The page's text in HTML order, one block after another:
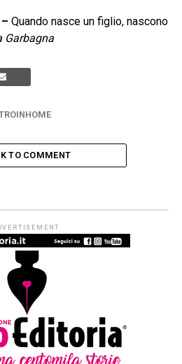
– Quando nasce un figlio, nascono
Garbagna
TO COMMENT
apre a tutti i nidi
al via le
alla
del 7-15